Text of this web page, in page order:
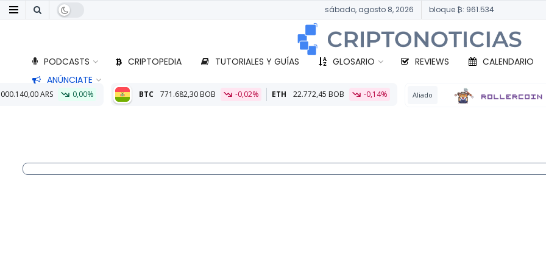
sábado, agosto 8, 2026 bloque ₿: 961.534
PODCASTS CRIPTOPEDIA TUTORIALES Y GUÍAS GLOSARIO REVIEWS CALENDARIO
ANÚNCIATE
BTC 771.682,30 BOB -0,02% ETH 22.772,45 BOB -0,14% Aliado BTC